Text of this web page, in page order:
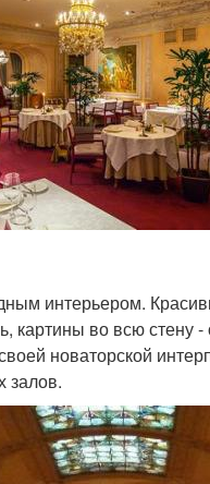
интерьером.
картины во всю стену
новаторской
залов.